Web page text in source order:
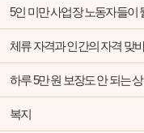
5인 미만 사업장 노동자들이
체류 자격과 인간의 자격 맞
하루 5만 원 보장도 안 되는
복지